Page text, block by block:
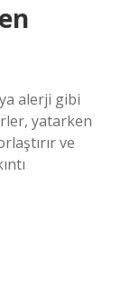
alerji gibi
yatarken
ve